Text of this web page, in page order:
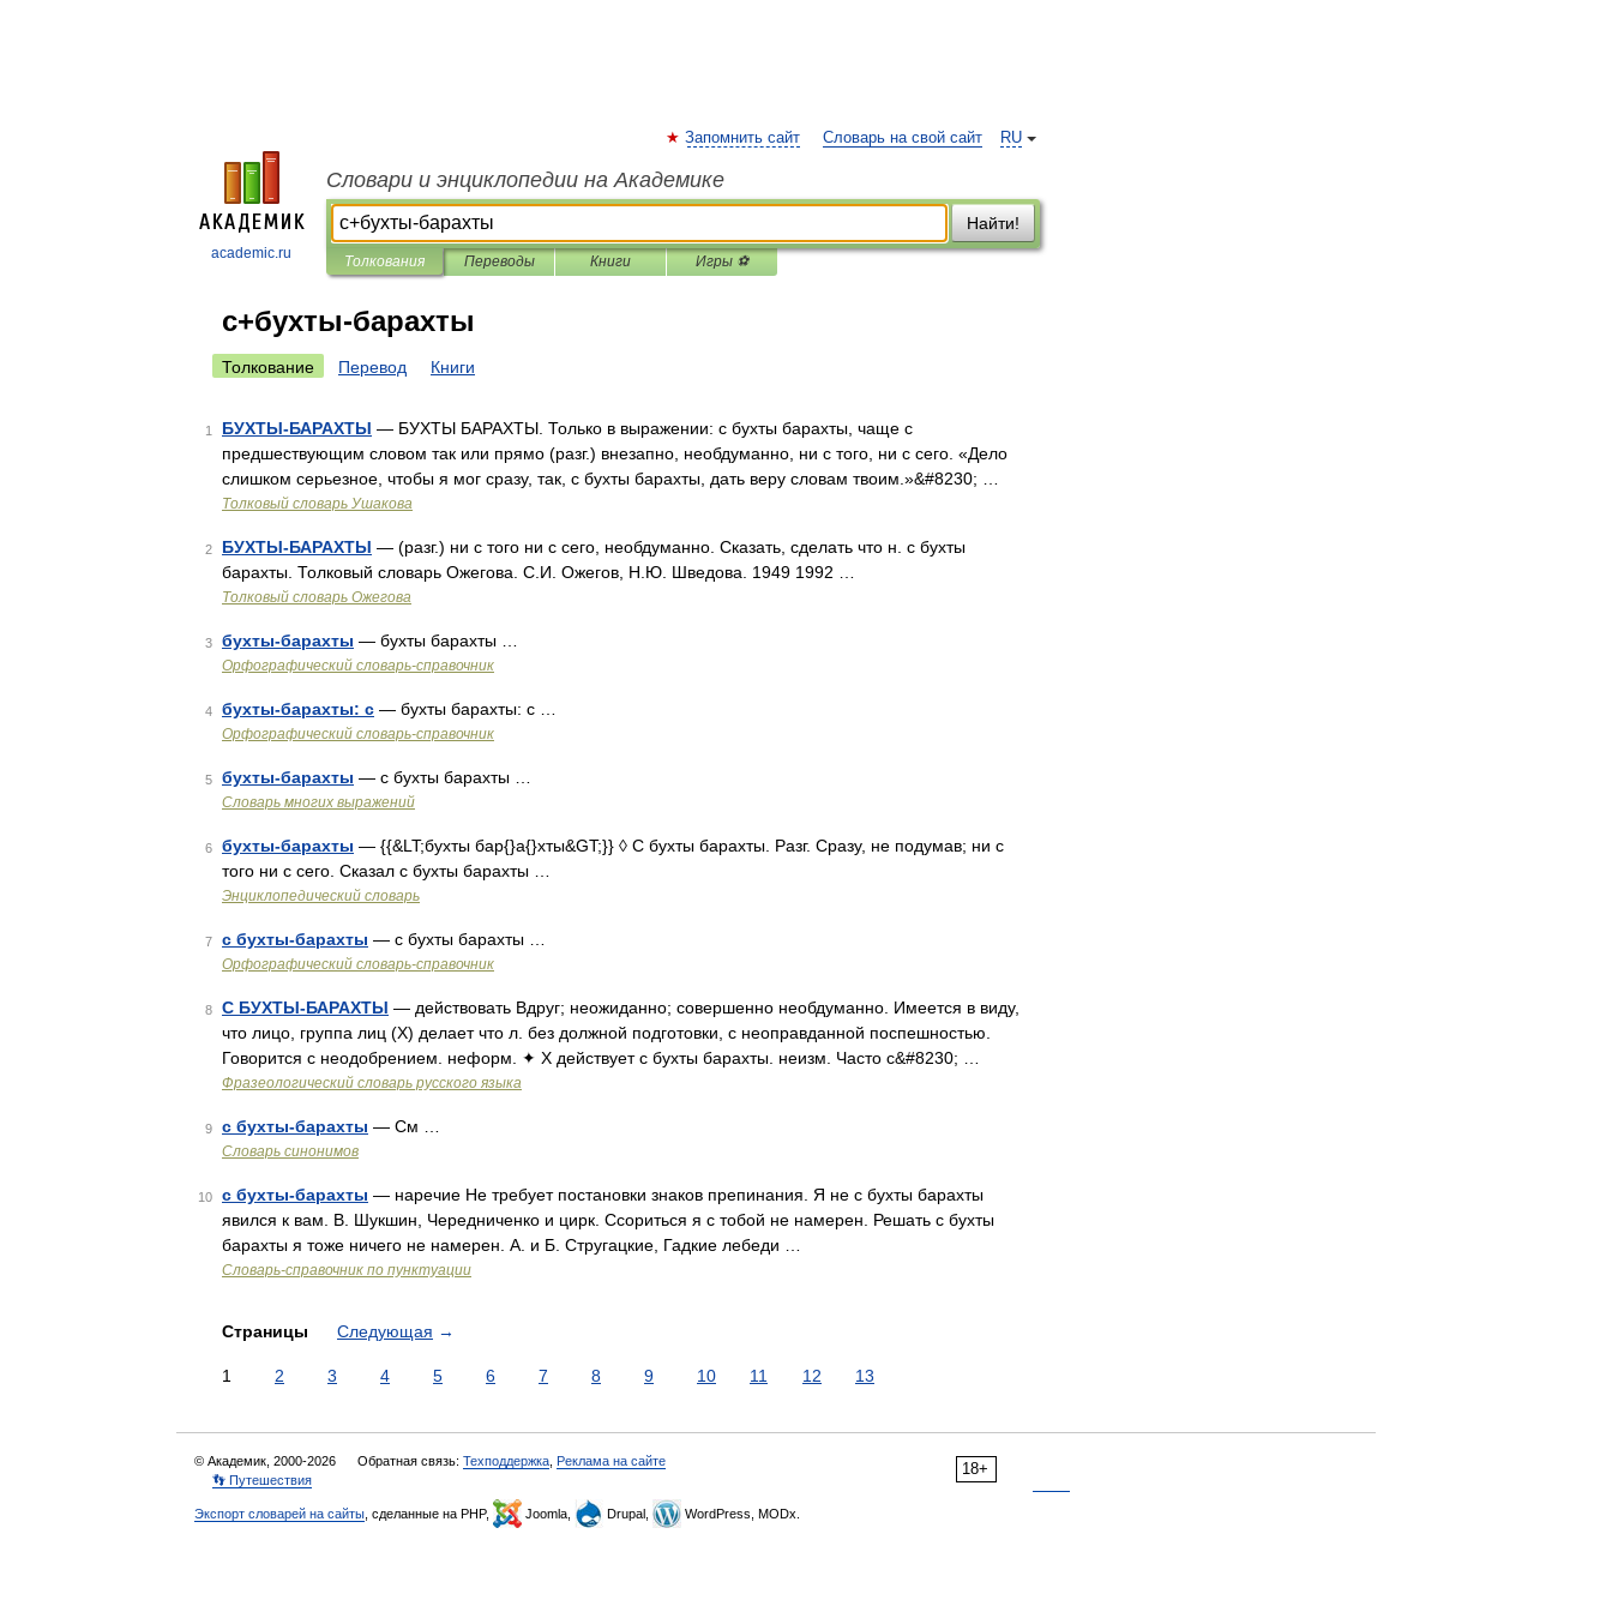
academic.ru
RU
Запомнить сайт Словарь на свой сайт
Словари и энциклопедии на Академике
Найти!
Толкования Переводы Книги Игры ⚽
с+бухты-барахты
Толкование Перевод Книги
1 БУХТЫ-БАРАХТЫ — БУХТЫ БАРАХТЫ. Только в выражении: с бухты барахты, чаще с
предшествующим словом так или прямо (разг.) внезапно, необдуманно, ни с того, ни с сего. «Дело
слишком серьезное, чтобы я мог сразу, так, с бухты барахты, дать веру словам твоим.»&#8230; …
Толковый словарь Ушакова
2 БУХТЫ-БАРАХТЫ — (разг.) ни с того ни с сего, необдуманно. Сказать, сделать что н. с бухты
барахты. Толковый словарь Ожегова. С.И. Ожегов, Н.Ю. Шведова. 1949 1992 …
Толковый словарь Ожегова
3 бухты-барахты — бухты барахты …
Орфографический словарь-справочник
4 бухты-барахты: с — бухты барахты: с …
Орфографический словарь-справочник
5 бухты-барахты — с бухты барахты …
Словарь многих выражений
6 бухты-барахты — {{&LT;бухты бар{}а{}хты&GT;}} ◊ С бухты барахты. Разг. Сразу, не подумав; ни с
того ни с сего. Сказал с бухты барахты …
Энциклопедический словарь
7 с бухты-барахты — с бухты барахты …
Орфографический словарь-справочник
8 С БУХТЫ-БАРАХТЫ — действовать Вдруг; неожиданно; совершенно необдуманно. Имеется в виду,
что лицо, группа лиц (Х) делает что л. без должной подготовки, с неоправданной поспешностью.
Говорится с неодобрением. неформ. ✦ Х действует с бухты барахты. неизм. Часто с&#8230; …
Фразеологический словарь русского языка
9 с бухты-барахты — См …
Словарь синонимов
10 с бухты-барахты — наречие Не требует постановки знаков препинания. Я не с бухты барахты
явился к вам. В. Шукшин, Чередниченко и цирк. Ссориться я с тобой не намерен. Решать с бухты
барахты я тоже ничего не намерен. А. и Б. Стругацкие, Гадкие лебеди …
Словарь-справочник по пунктуации
Страницы Следующая →
1 2 3 4 5 6 7 8 9 10 11 12 13
18+
© Академик, 2000-2026 Обратная связь: Техподдержка Реклама на сайте
👣 Путешествия
Экспорт словарей на сайты , сделанные на PHP, Joomla, Drupal, WordPress, MODx.